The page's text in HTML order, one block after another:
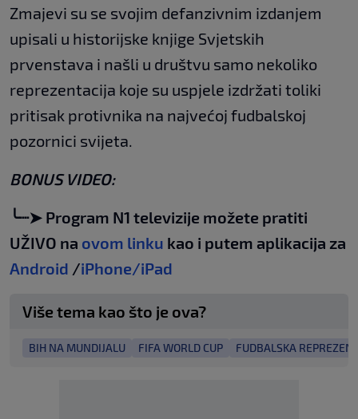
Zmajevi su se svojim defanzivnim izdanjem
upisali u historijske knjige Svjetskih
prvenstava i našli u društvu samo nekoliko
reprezentacija koje su uspjele izdržati toliki
pritisak protivnika na najvećoj fudbalskoj
pozornici svijeta.
BONUS VIDEO:
╰┈➤ Program N1 televizije možete pratiti
UŽIVO na ovom linku kao i putem aplikacija za
Android /iPhone/iPad
Više tema kao što je ova?
BIH NA MUNDIJALU FIFA WORLD CUP FUDBALSKA